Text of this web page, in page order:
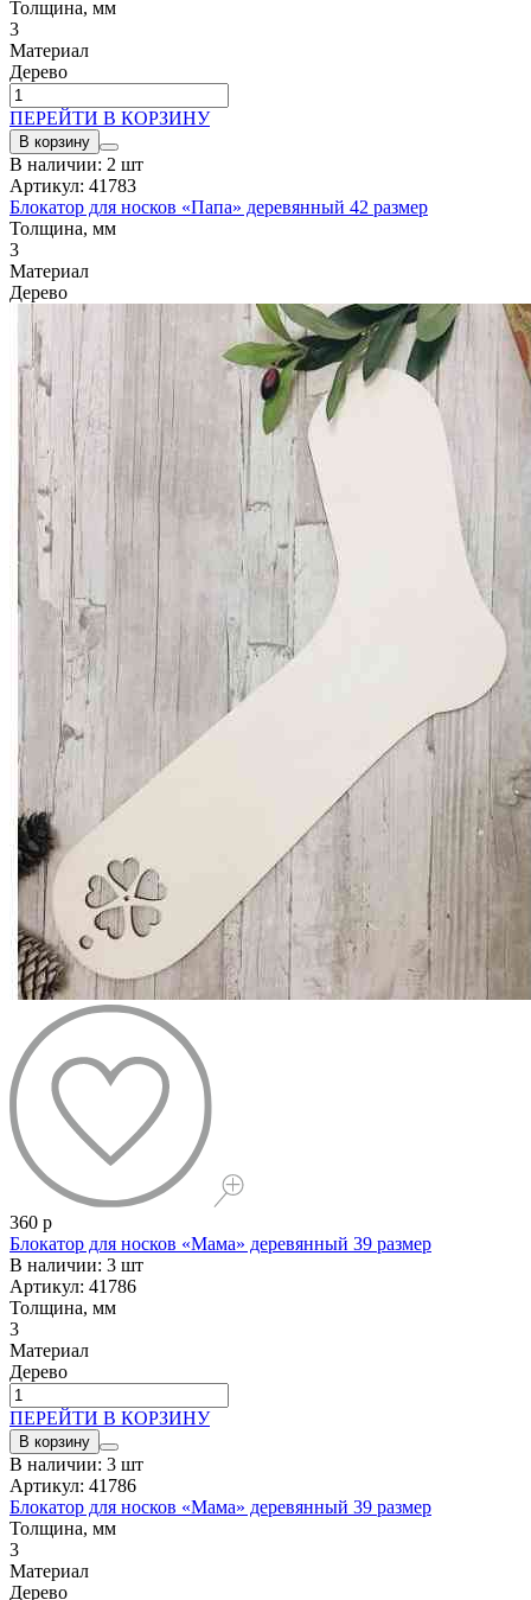
Толщина, мм
3
Материал
Дерево
ПЕРЕЙТИ В КОРЗИНУ
В корзину
В наличии: 2 шт
Артикул: 41783
Блокатор для носков «Папа» деревянный 42 размер
Толщина, мм
3
Материал
Дерево
360 р
Блокатор для носков «Мама» деревянный 39 размер
В наличии: 3 шт
Артикул: 41786
Толщина, мм
3
Материал
Дерево
ПЕРЕЙТИ В КОРЗИНУ
В корзину
В наличии: 3 шт
Артикул: 41786
Блокатор для носков «Мама» деревянный 39 размер
Толщина, мм
3
Материал
Дерево